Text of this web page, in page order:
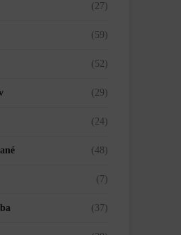
(27)
(59)
(52)
(29)
(24)
(48)
(7)
(37)